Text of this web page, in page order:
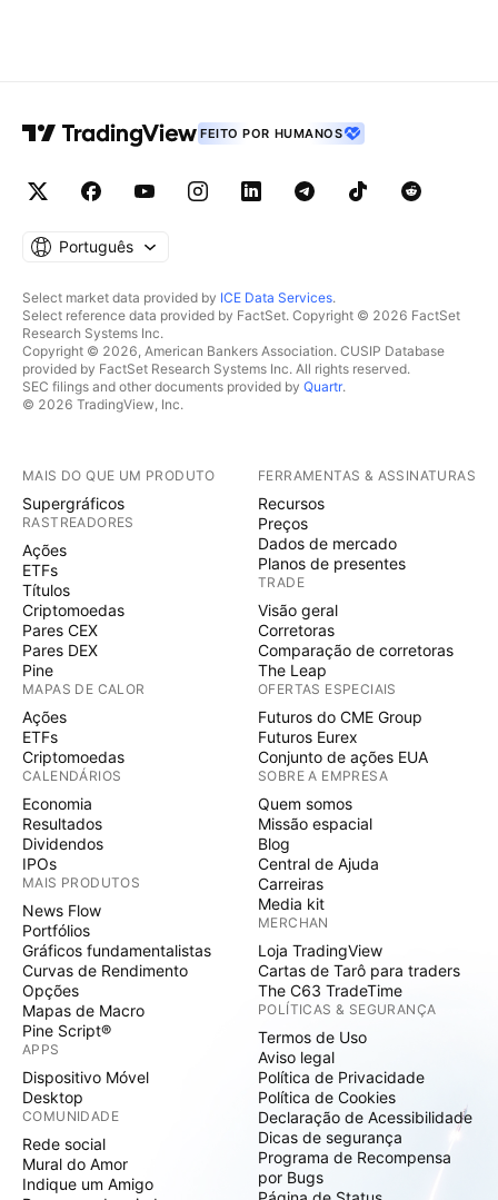
FEITO POR HUMANOS
Português
Select market data provided by ICE Data Services.
Select reference data provided by FactSet. Copyright © 2026 FactSet
Research Systems Inc.
Copyright © 2026, American Bankers Association. CUSIP Database
provided by FactSet Research Systems Inc. All rights reserved.
SEC filings and other documents provided by Quartr.
© 2026 TradingView, Inc.
MAIS DO QUE UM PRODUTO
Supergráficos
RASTREADORES
Ações
ETFs
Títulos
Criptomoedas
Pares CEX
Pares DEX
Pine
MAPAS DE CALOR
Ações
ETFs
Criptomoedas
CALENDÁRIOS
Economia
Resultados
Dividendos
IPOs
MAIS PRODUTOS
News Flow
Portfólios
Gráficos fundamentalistas
Curvas de Rendimento
Opções
Mapas de Macro
Pine Script®
APPS
Dispositivo Móvel
Desktop
COMUNIDADE
Rede social
Mural do Amor
Indique um Amigo
FERRAMENTAS & ASSINATURAS
Recursos
Preços
Dados de mercado
Planos de presentes
TRADE
Visão geral
Corretoras
Comparação de corretoras
The Leap
OFERTAS ESPECIAIS
Futuros do CME Group
Futuros Eurex
Conjunto de ações EUA
SOBRE A EMPRESA
Quem somos
Missão espacial
Blog
Central de Ajuda
Carreiras
Media kit
MERCHAN
Loja TradingView
Cartas de Tarô para traders
The C63 TradeTime
POLÍTICAS & SEGURANÇA
Termos de Uso
Aviso legal
Política de Privacidade
Política de Cookies
Declaração de Acessibilidade
Dicas de segurança
Programa de Recompensa
por Bugs